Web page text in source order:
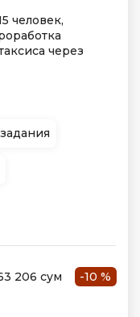
человек,
через
206 сум -10 %